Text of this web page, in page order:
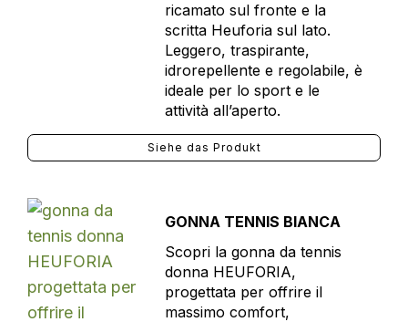
ricamato sul fronte e la
scritta Heuforia sul lato.
Leggero, traspirante,
idrorepellente e regolabile, è
ideale per lo sport e le
attività all’aperto.
Siehe das Produkt
GONNA TENNIS BIANCA
Scopri la gonna da tennis
donna HEUFORIA,
progettata per offrire il
massimo comfort,